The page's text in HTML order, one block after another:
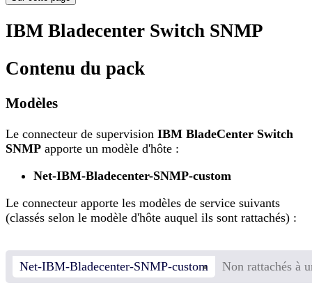
IBM Bladecenter Switch SNMP
Contenu du pack
Modèles
Le connecteur de supervision IBM BladeCenter Switch
SNMP apporte un modèle d'hôte :
Net-IBM-Bladecenter-SNMP-custom
Le connecteur apporte les modèles de service suivants
(classés selon le modèle d'hôte auquel ils sont rattachés) :
Net-IBM-Bladecenter-SNMP-custom Non rattachés à